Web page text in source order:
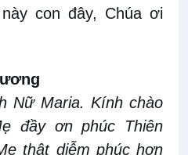
con đây, Chúa ơi
Nữ Maria. Kính chào
đầy ơn phúc Thiên
thật diễm phúc hơn